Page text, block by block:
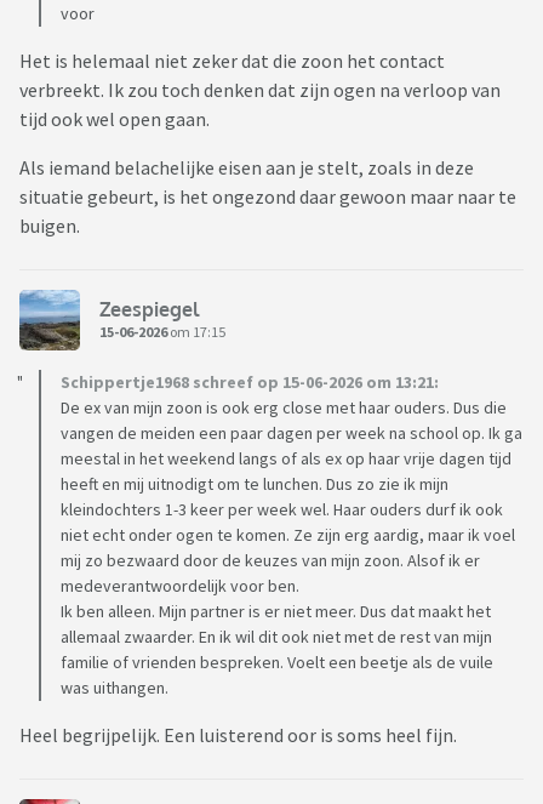
ben bang dat dan de band met mijn zoon nog slechter wordt.
eindverantwoordelijke, maar toch voelt het alsof zij de band
tussen mijn zoon en zijn dochters probeert te verbreken.
Weet iemand hoe ik dit kan oplossen?
voor
Het is helemaal niet zeker dat die zoon het contact
verbreekt. Ik zou toch denken dat zijn ogen na verloop van
tijd ook wel open gaan.
Als iemand belachelijke eisen aan je stelt, zoals in deze
situatie gebeurt, is het ongezond daar gewoon maar naar te
buigen.
Zeespiegel
15-06-2026om 17:15
Schippertje1968 schreef op 15-06-2026 om 13:21:
De ex van mijn zoon is ook erg close met haar ouders. Dus die
vangen de meiden een paar dagen per week na school op. Ik ga
meestal in het weekend langs of als ex op haar vrije dagen tijd
heeft en mij uitnodigt om te lunchen. Dus zo zie ik mijn
kleindochters 1-3 keer per week wel. Haar ouders durf ik ook
niet echt onder ogen te komen. Ze zijn erg aardig, maar ik voel
mij zo bezwaard door de keuzes van mijn zoon. Alsof ik er
medeverantwoordelijk voor ben.
Ik ben alleen. Mijn partner is er niet meer. Dus dat maakt het
allemaal zwaarder. En ik wil dit ook niet met de rest van mijn
familie of vrienden bespreken. Voelt een beetje als de vuile
was uithangen.
Heel begrijpelijk. Een luisterend oor is soms heel fijn.